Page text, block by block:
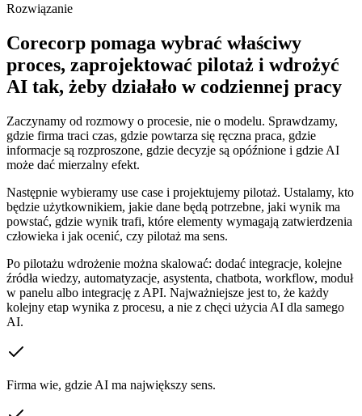
Rozwiązanie
Corecorp pomaga wybrać właściwy
proces, zaprojektować pilotaż i wdrożyć
AI tak, żeby działało w codziennej pracy
Zaczynamy od rozmowy o procesie, nie o modelu. Sprawdzamy,
gdzie firma traci czas, gdzie powtarza się ręczna praca, gdzie
informacje są rozproszone, gdzie decyzje są opóźnione i gdzie AI
może dać mierzalny efekt.
Następnie wybieramy use case i projektujemy pilotaż. Ustalamy, kto
będzie użytkownikiem, jakie dane będą potrzebne, jaki wynik ma
powstać, gdzie wynik trafi, które elementy wymagają zatwierdzenia
człowieka i jak ocenić, czy pilotaż ma sens.
Po pilotażu wdrożenie można skalować: dodać integracje, kolejne
źródła wiedzy, automatyzacje, asystenta, chatbota, workflow, moduł
w panelu albo integrację z API. Najważniejsze jest to, że każdy
kolejny etap wynika z procesu, a nie z chęci użycia AI dla samego
AI.
Firma wie, gdzie AI ma największy sens.